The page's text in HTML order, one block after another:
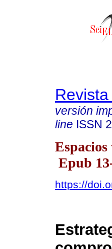
versión
line ISSN
Espacios
Epub
https://